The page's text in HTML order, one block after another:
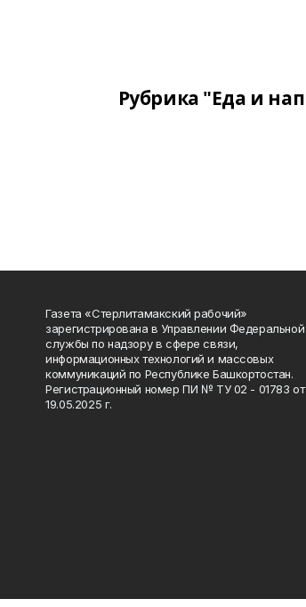
Рубрика "Еда и
Газета «Стерлитамакский рабочий»
зарегистрирована в Управлении Федеральной
службы по надзору в сфере связи,
информационных технологий и массовых
коммуникаций по Республике Башкортостан.
Регистрационный номер ПИ № ТУ 02 - 01783 от
19.05.2025 г.